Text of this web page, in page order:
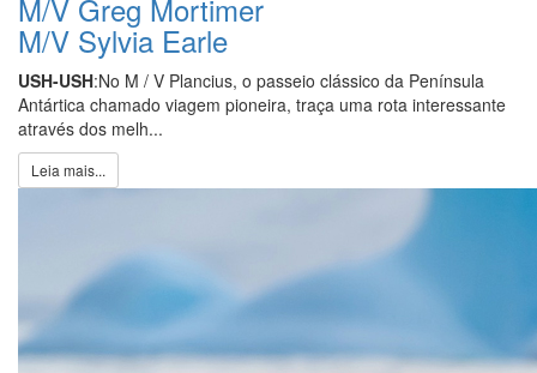
M/V Greg Mortimer
M/V Sylvia Earle
USH-USH:No M / V Plancius, o passeio clássico da Península
Antártica chamado viagem pioneira, traça uma rota interessante
através dos melh...
Leia mais...